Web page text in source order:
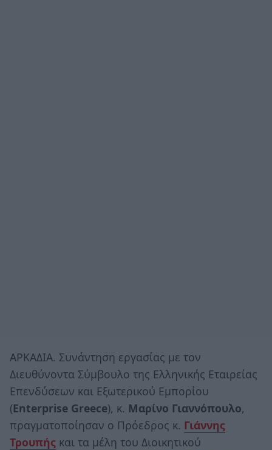
ΑΡΚΑΔΙΑ. Συνάντηση εργασίας με τον
Διευθύνοντα Σύμβουλο της Ελληνικής Εταιρείας
Επενδύσεων και Εξωτερικού Εμπορίου
(Enterprise Greece), κ. Μαρίνο Γιαννόπουλο,
πραγματοποίησαν ο Πρόεδρος κ. Γιάννης
Τρουπής και τα μέλη του Διοικητικού